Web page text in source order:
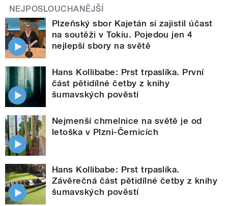
NEJPOSLOUCHANĚJŠÍ
Plzeňský sbor Kajetán si zajistil účast
na soutěži v Tokiu. Pojedou jen 4
nejlepší sbory na světě
Hans Kollibabe: Prst trpaslíka. První
část pětidílné četby z knihy
šumavských pověstí
Nejmenší chmelnice na světě je od
letoška v Plzni-Černicích
Hans Kollibabe: Prst trpaslíka.
Závěrečná část pětidílné četby z knihy
šumavských pověstí